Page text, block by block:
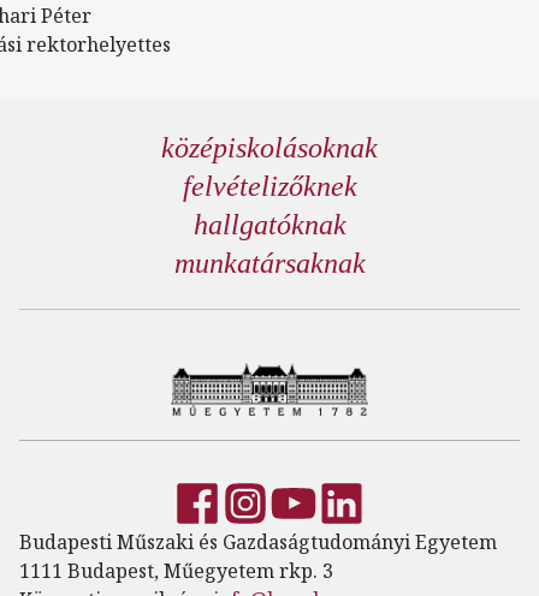
Péter
rektorhelyettes
középiskolásoknak
felvételizőknek
hallgatóknak
munkatársaknak
Budapesti Műszaki és Gazdaságtudományi Egyetem
1111 Budapest, Műegyetem rkp. 3